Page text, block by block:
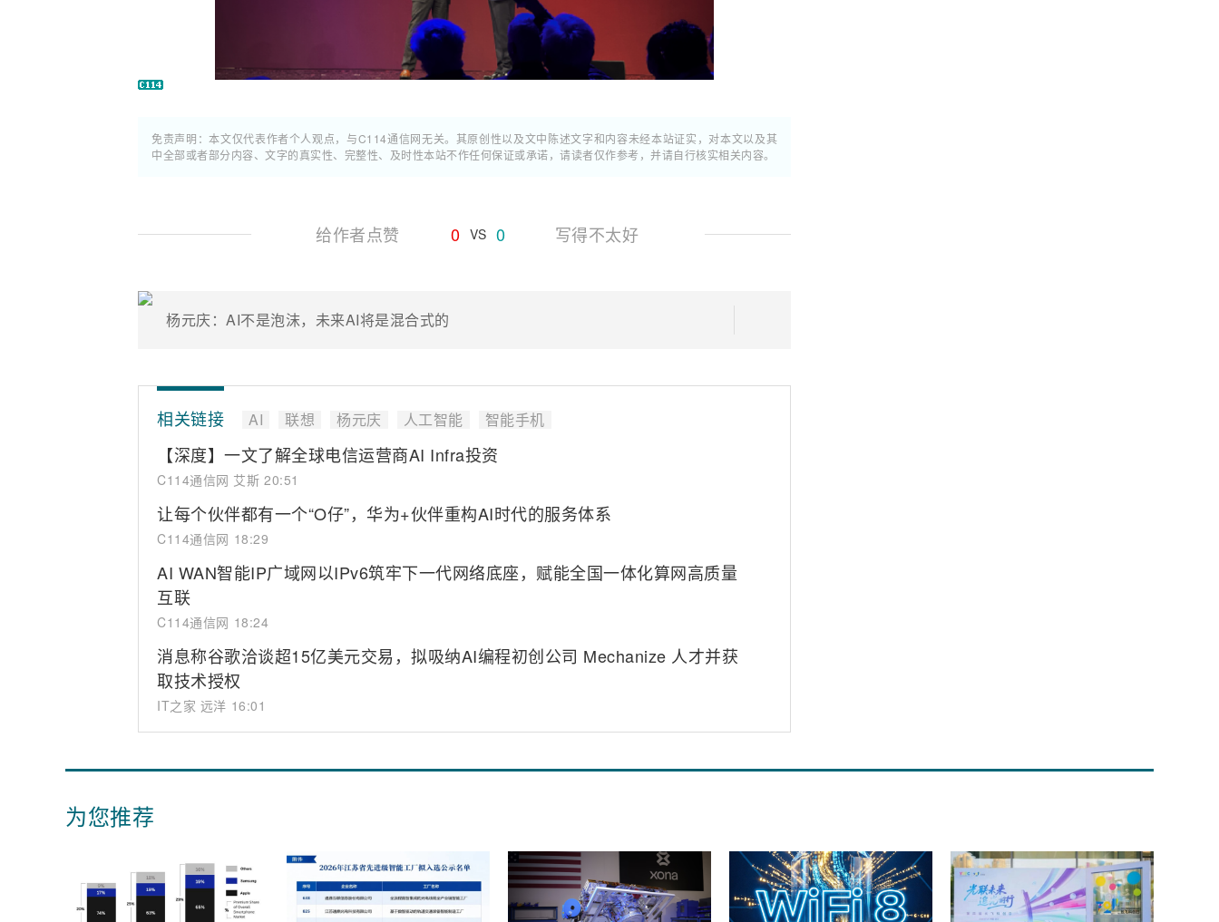
免责声明：本文仅代表作者个人观点，与C114通信网无关。其原创性以及文中陈述文字和内容未经本站证实，对本文以及其
中全部或者部分内容、文字的真实性、完整性、及时性本站不作任何保证或承诺，请读者仅作参考，并请自行核实相关内容。
给作者点赞 0 VS 0 写得不太好
杨元庆：AI不是泡沫，未来AI将是混合式的
相关链接 AI 联想 杨元庆 人工智能 智能手机
【深度】一文了解全球电信运营商AI Infra投资
C114通信网 艾斯 20:51
让每个伙伴都有一个“O仔”，华为+伙伴重构AI时代的服务体系
C114通信网 18:29
AI WAN智能IP广域网以IPv6筑牢下一代网络底座，赋能全国一体化算网高质量
互联
C114通信网 18:24
消息称谷歌洽谈超15亿美元交易，拟吸纳AI编程初创公司 Mechanize 人才并获
取技术授权
IT之家 远洋 16:01
为您推荐